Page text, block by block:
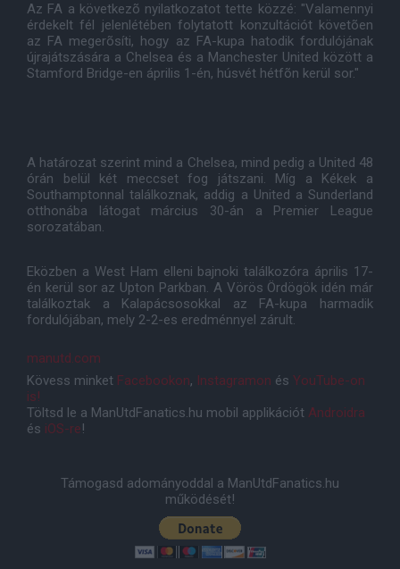
Az FA a következõ nyilatkozatot tette közzé: "Valamennyi
érdekelt fél jelenlétében folytatott konzultációt követõen
az FA megerõsíti, hogy az FA-kupa hatodik fordulójának
újrajátszására a Chelsea és a Manchester United között a
Stamford Bridge-en április 1-én, húsvét hétfõn kerül sor."
A határozat szerint mind a Chelsea, mind pedig a United 48
órán belül két meccset fog játszani. Míg a Kékek a
Southamptonnal találkoznak, addig a United a Sunderland
otthonába látogat március 30-án a Premier League
sorozatában.
Eközben a West Ham elleni bajnoki találkozóra április 17-
én kerül sor az Upton Parkban. A Vörös Ördögök idén már
találkoztak a Kalapácsosokkal az FA-kupa harmadik
fordulójában, mely 2-2-es eredménnyel zárult.
manutd.com
Kövess minket Facebookon, Instagramon és YouTube-on
is!
Töltsd le a ManUtdFanatics.hu mobil applikációt Androidra
és iOS-re!
Támogasd adományoddal a ManUtdFanatics.hu
működését!